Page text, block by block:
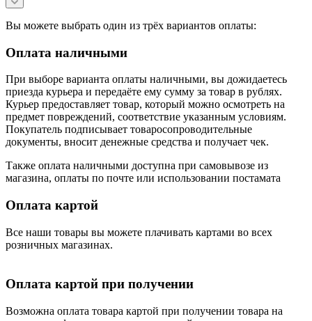
Вы можете выбрать один из трёх вариантов оплаты:
Оплата наличными
При выборе варианта оплаты наличными, вы дожидаетесь
приезда курьера и передаёте ему сумму за товар в рублях.
Курьер предоставляет товар, который можно осмотреть на
предмет повреждений, соответствие указанным условиям.
Покупатель подписывает товаросопроводительные
документы, вносит денежные средства и получает чек.
Также оплата наличными доступна при самовывозе из
магазина, оплаты по почте или использовании постамата
Оплата картой
Все наши товары вы можете плачивать картами во всех
розничных магазинах.
Оплата картой при получении
Возможна оплата товара картой при получении товара на